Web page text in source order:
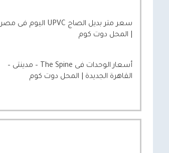
سعر متر بديل الصاج UPVC اليوم فى مصر
| المحل دوت كوم
أسعار الوحدات فى The Spine – مدينتى –
القاهرة الجديدة | المحل دوت كوم